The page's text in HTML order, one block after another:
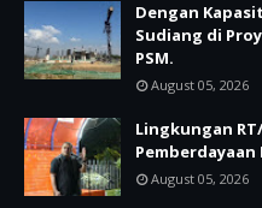
Dengan
Sudiang di
PSM.
August 05, 2026
Lingkungan
Pemberdayaan
August 05, 2026